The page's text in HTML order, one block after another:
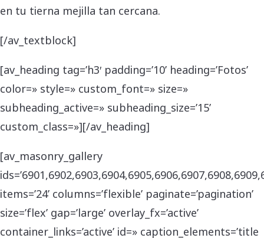
en tu tierna mejilla tan cercana.
[/av_textblock]
[av_heading tag=’h3′ padding=’10’ heading=’Fotos’
color=» style=» custom_font=» size=»
subheading_active=» subheading_size=’15’
custom_class=»][/av_heading]
[av_masonry_gallery
items=’24’ columns=’flexible’ paginate=’pagination’
size=’flex’ gap=’large’ overlay_fx=’active’
container_links=’active’ id=» caption_elements=’title